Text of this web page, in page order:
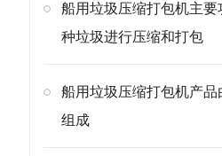
船用垃圾压缩打包机主要
种垃圾进行压缩和打包
船用垃圾压缩打包机产品
组成